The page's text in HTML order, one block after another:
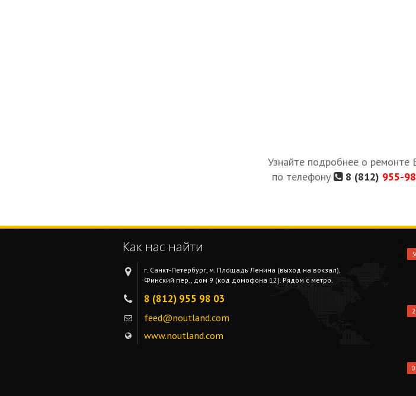
Узнайте подробнее о ремонте
по телефону
8 (812) 955-
Как нас найти
г. Санкт-Петербург, м. Площадь Ленина (выход на вокзал),
Финский пер., дом 9 (код домофона 12). Рядом с метро.
8 (812) 955 98 03
feed@noutland.com
www.noutland.com